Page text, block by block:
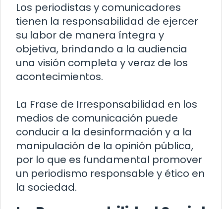
Los periodistas y comunicadores
tienen la responsabilidad de ejercer
su labor de manera íntegra y
objetiva, brindando a la audiencia
una visión completa y veraz de los
acontecimientos.
La Frase de Irresponsabilidad en los
medios de comunicación puede
conducir a la desinformación y a la
manipulación de la opinión pública,
por lo que es fundamental promover
un periodismo responsable y ético en
la sociedad.